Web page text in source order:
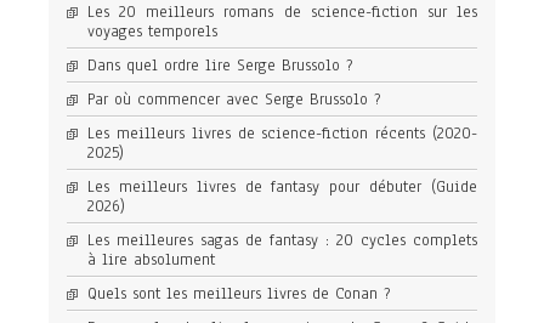
Les 20 meilleurs romans de science-fiction sur les
voyages temporels
Dans quel ordre lire Serge Brussolo ?
Par où commencer avec Serge Brussolo ?
Les meilleurs livres de science-fiction récents (2020-
2025)
Les meilleurs livres de fantasy pour débuter (Guide
2026)
Les meilleures sagas de fantasy : 20 cycles complets
à lire absolument
Quels sont les meilleurs livres de Conan ?